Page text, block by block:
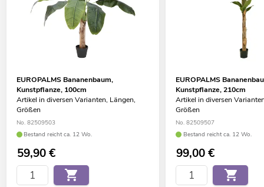
EUROPALMS Bananenbaum,
Kunstpflanze, 100cm
Artikel in diversen Varianten, Längen,
Größen
No. 82509503
Bestand reicht ca. 12 Wo.
59,90€
EUROPALMS
Kunstpflanze, 210cm
Artikel in diversen
Größen
No. 82509507
Bestand reicht ca. 12 Wo.
99,00€